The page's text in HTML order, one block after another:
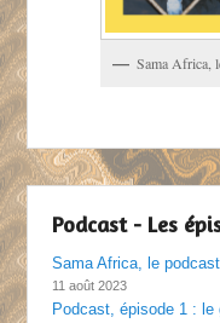
Sama Africa,
Podcast - Les
Sama Africa, le
11 août 2023
Podcast, épisode 1 : le